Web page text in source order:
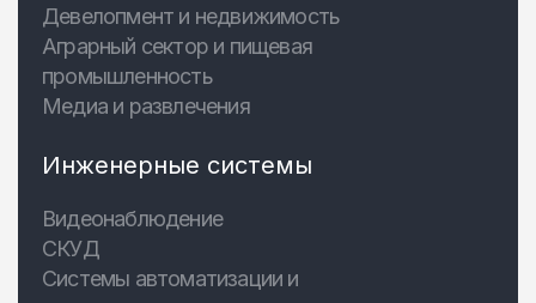
Девелопмент и недвижимость
Аграрный сектор и пищевая
промышленность
Медиа и развлечения
Инженерные системы
Видеонаблюдение
СКУД
Системы автоматизации и